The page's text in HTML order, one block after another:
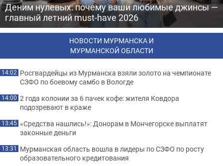
Деним нулевых: почему ваши любимые джинсы —
главный летний must-have 2026
НОВОСТИ МУРМАНСКА И
МУРМАНСКОЙ ОБЛАСТИ
14:02 Росгвардейцы из Мурманска взяли золото на чемпионате
СЗФО по боевому самбо в Вологде
14:00 2 года колонии за 6 пачек кофе: жителя Ковдора
подозревают в краже
13:45 «Средства нашлись!»: Донорам в Мончегорске выплатят
законные деньги
13:31 Мурманская область вошла в лидеры по СЗФО по росту
образовательного кредитования